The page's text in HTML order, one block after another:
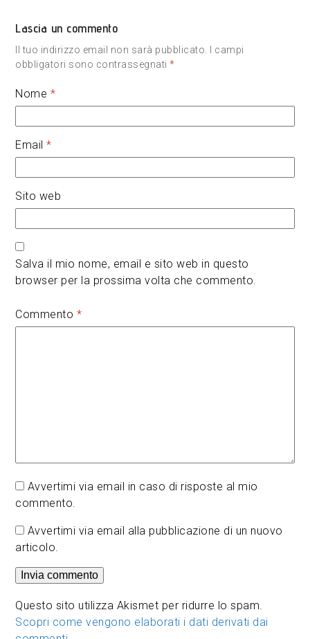
Lascia un commento
Il tuo indirizzo email non sarà pubblicato.
I campi
obbligatori sono contrassegnati*
Nome *
Email*
Sito web
Salva il mio nome, email e sito web in questo
browser per la prossima volta che commento.
Commento *
Avvertimi via email in caso di risposte al mio
commento.
Avvertimi via email alla pubblicazione di un nuovo
articolo.
Questo sito utilizza Akismet per ridurre lo spam.
Scopri come vengono elaborati i dati derivati dai